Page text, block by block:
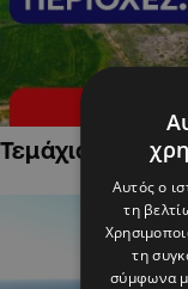
Τεμάχια Γης σε
Αυτός ο
τη
τη
σύμφωνα